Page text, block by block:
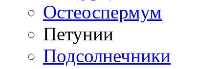
Остеоспермум
Петунии
Подсолнечники